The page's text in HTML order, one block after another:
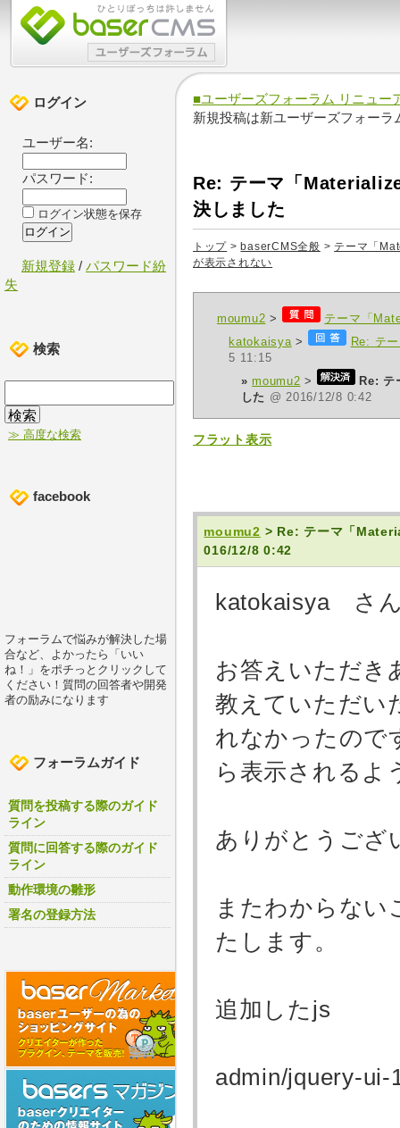
■ユーザーズフォーラム リニュー
新規投稿は新ユーザーズフォーラ
Re: テーマ「
決しました
トップ > baserCMS全般 > テーマ「
が表示されない
moumu2 >
テーマ「
katokaisya>
Re: テ
5 11:15
» moumu2 >
Re: テ
した @ 2016/12/8 0:42
フラット表示
moumu2 > Re: テーマ「
016/12/8 0:42
katokaisya さ
お答えいただき
教えていただい
れなかったので
ら表示されるよ
ありがとうござ
またわからない
たします。
追加したjs
admin/jquery-ui-
ログイン
ユーザー名:
パスワード:
ログイン状態を保存
新規登録 / パスワード紛
失
検索
≫ 高度な検索
facebook
フォーラムで悩みが解決した場
合など、よかったら「いい
ね！」をポチっとクリックして
ください！質問の回答者や開発
者の励みになります
フォーラムガイド
質問を投稿する際のガイド
ライン
質問に回答する際のガイド
ライン
動作環境の雛形
署名の登録方法